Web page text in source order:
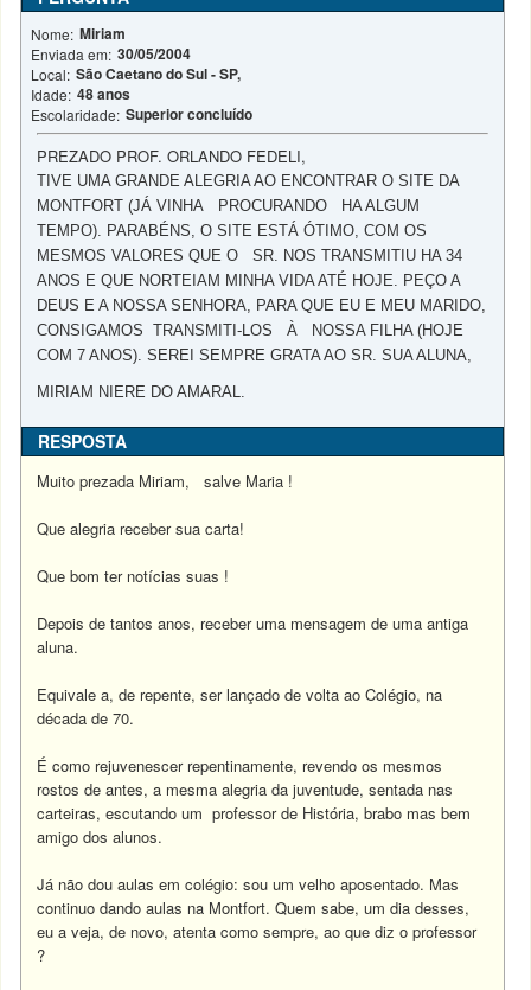
Nome: Miriam
Enviada em: 30/05/2004
Local: São Caetano do Sul - SP,
Idade: 48 anos
Escolaridade: Superior concluído
PREZADO PROF. ORLANDO FEDELI,
TIVE UMA GRANDE ALEGRIA AO ENCONTRAR O SITE DA
MONTFORT (JÁ VINHA PROCURANDO HA ALGUM
TEMPO). PARABÉNS, O SITE ESTÁ ÓTIMO, COM OS
MESMOS VALORES QUE O SR. NOS TRANSMITIU HA 34
ANOS E QUE NORTEIAM MINHA VIDA ATÉ HOJE. PEÇO A
DEUS E A NOSSA SENHORA, PARA QUE EU E MEU MARIDO,
CONSIGAMOS TRANSMITI-LOS À NOSSA FILHA (HOJE
COM 7 ANOS). SEREI SEMPRE GRATA AO SR. SUA ALUNA,
MIRIAM NIERE DO AMARAL.
RESPOSTA
Muito prezada Miriam, salve Maria !
Que alegria receber sua carta!
Que bom ter notícias suas !
Depois de tantos anos, receber uma mensagem de uma antiga
aluna.
Equivale a, de repente, ser lançado de volta ao Colégio, na
década de 70.
É como rejuvenescer repentinamente, revendo os mesmos
rostos de antes, a mesma alegria da juventude, sentada nas
carteiras, escutando um professor de História, brabo mas bem
amigo dos alunos.
Já não dou aulas em colégio: sou um velho aposentado. Mas
continuo dando aulas na Montfort. Quem sabe, um dia desses,
eu a veja, de novo, atenta como sempre, ao que diz o professor
?